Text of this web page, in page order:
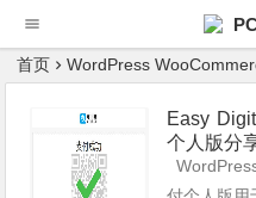
首页 WordPress
Easy
个人版分